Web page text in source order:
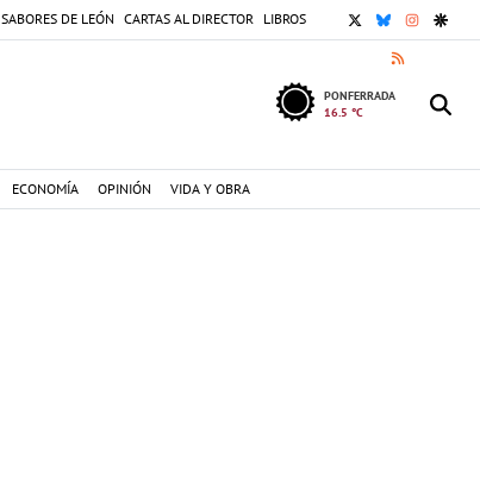
SABORES DE LEÓN CARTAS AL DIRECTOR LIBROS X BLUESKY
RSS
PONFERRADA
16.5 °C
ECONOMÍA OPINIÓN VIDA Y OBRA